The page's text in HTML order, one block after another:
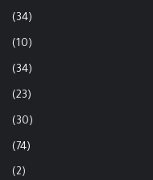
(34)
(10)
(34)
(23)
(30)
(74)
(2)